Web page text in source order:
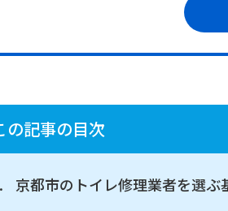
の記事の目次
京都市のトイレ修理業者を選ぶ